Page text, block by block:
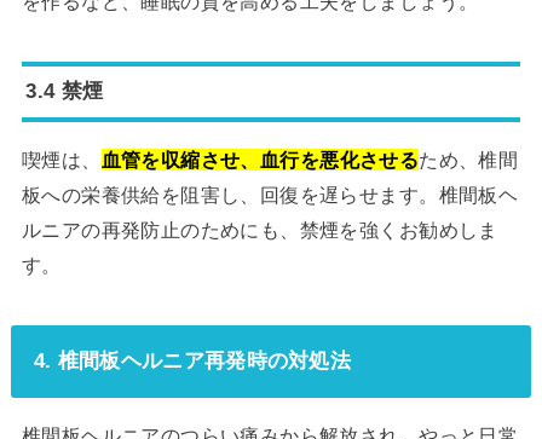
3.4 禁煙
喫煙は、 血管を収縮させ、血行を悪化させるため、椎間
板への栄養供給を阻害し、回復を遅らせます。椎間板ヘ
ルニアの再発防止のためにも、禁煙を強くお勧めしま
す。
4. 椎間板ヘルニア再発時の対処法